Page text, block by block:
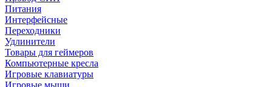
Питания
Интерфейсные
Переходники
Удлинители
Товары для геймеров
Компьютерные кресла
Игровые клавиатуры
Игровые мыши